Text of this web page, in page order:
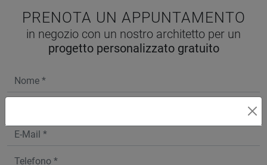
PRENOTA UN APPUNTAMENTO
in negozio con un nostro architetto per un
progetto personalizzato gratuito